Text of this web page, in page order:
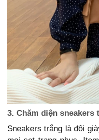
3. Chăm diện sneakers
Sneakers trắng là đôi